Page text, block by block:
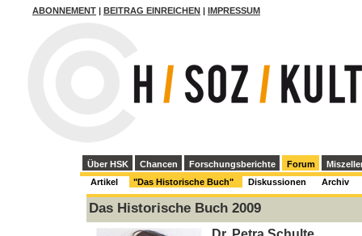
ABONNEMENT BEITRAG EINREICHEN IMPRESSUM
Über HSK Chancen Forschungsberichte Forum
Artikel
"Das Historische Buch" Diskussionen Archiv
Das Historische Buch 2009